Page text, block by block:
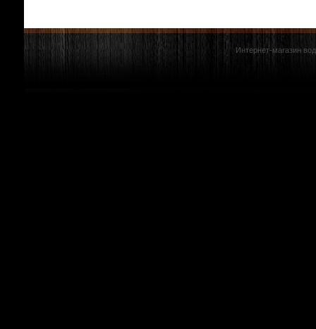
Интернет-магазин